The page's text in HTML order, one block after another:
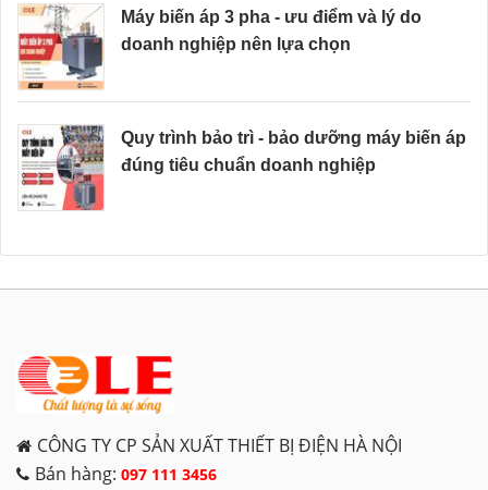
Máy biến áp 3 pha - ưu điểm và lý do
doanh nghiệp nên lựa chọn
Quy trình bảo trì - bảo dưỡng máy biến áp
đúng tiêu chuẩn doanh nghiệp
CÔNG TY CP SẢN XUẤT THIẾT BỊ ĐIỆN HÀ NỘI
Bán hàng: 097 111 3456